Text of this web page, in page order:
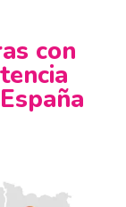
con